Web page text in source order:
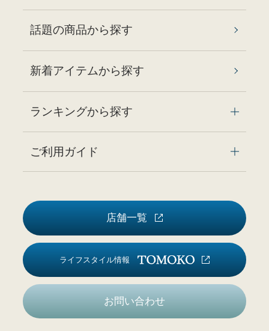
話題の商品から探す
新着アイテムから探す
ランキングから探す
ご利用ガイド
店舗一覧
ライフスタイル情報
お問い合わせ